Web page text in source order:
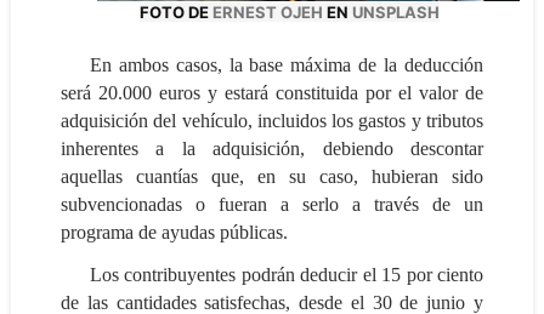
FOTO DE ERNEST OJEH EN UNSPLASH
En ambos casos, la base máxima de la deducción
será 20.000 euros y estará constituida por el valor de
adquisición del vehículo, incluidos los gastos y tributos
inherentes a la adquisición, debiendo descontar
aquellas cuantías que, en su caso, hubieran sido
subvencionadas o fueran a serlo a través de un
programa de ayudas públicas.
Los contribuyentes podrán deducir el 15 por ciento
de las cantidades satisfechas, desde el 30 de junio y